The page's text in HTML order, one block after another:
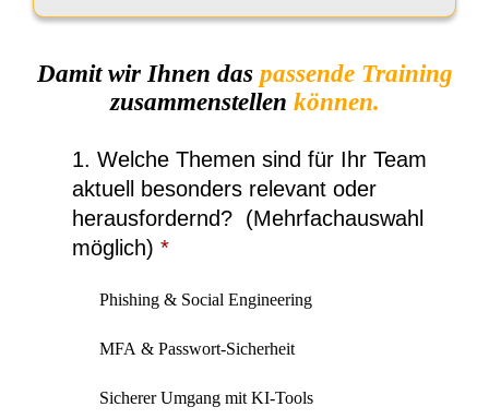
a
l
o
Damit wir Ihnen das passende Training
zusammenstellen können.
1. Welche Themen sind für Ihr Team
aktuell besonders relevant oder
herausfordernd? (Mehrfachauswahl
möglich) *
Phishing & Social Engineering
MFA & Passwort-Sicherheit
Sicherer Umgang mit KI-Tools